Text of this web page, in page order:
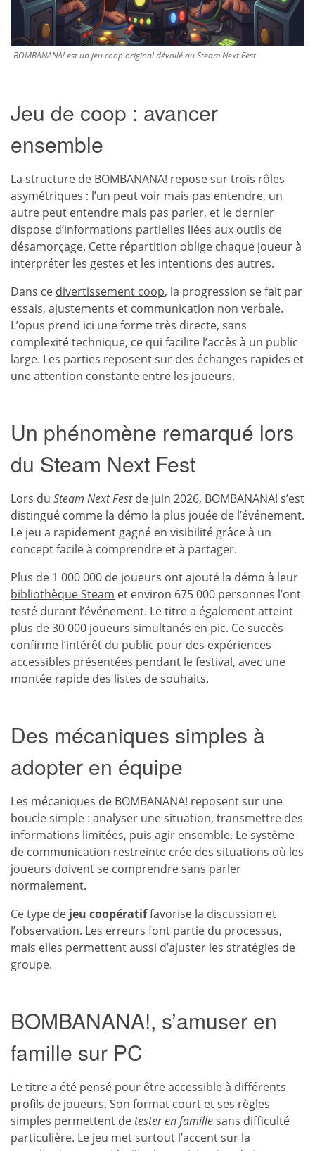
BOMBANANA! est un jeu coop original dévoilé au Steam Next Fest
Jeu de coop : avancer
ensemble
La structure de BOMBANANA! repose sur trois rôles
asymétriques : l’un peut voir mais pas entendre, un
autre peut entendre mais pas parler, et le dernier
dispose d’informations partielles liées aux outils de
désamorçage. Cette répartition oblige chaque joueur à
interpréter les gestes et les intentions des autres.
Dans ce divertissement coop, la progression se fait par
essais, ajustements et communication non verbale.
L’opus prend ici une forme très directe, sans
complexité technique, ce qui facilite l’accès à un public
large. Les parties reposent sur des échanges rapides et
une attention constante entre les joueurs.
Un phénomène remarqué lors
du Steam Next Fest
Lors du Steam Next Festde juin 2026, BOMBANANA! s’est
distingué comme la démo la plus jouée de l’événement.
Le jeu a rapidement gagné en visibilité grâce à un
concept facile à comprendre et à partager.
Plus de 1 000 000 de joueurs ont ajouté la démo à leur
bibliothèque Steam et environ 675 000 personnes l’ont
testé durant l’événement. Le titre a également atteint
plus de 30 000 joueurs simultanés en pic. Ce succès
confirme l’intérêt du public pour des expériences
accessibles présentées pendant le festival, avec une
montée rapide des listes de souhaits.
Des mécaniques simples à
adopter en équipe
Les mécaniques de BOMBANANA! reposent sur une
boucle simple : analyser une situation, transmettre des
informations limitées, puis agir ensemble. Le système
de communication restreinte crée des situations où les
joueurs doivent se comprendre sans parler
normalement.
Ce type de jeu coopératiffavorise la discussion et
l’observation. Les erreurs font partie du processus,
mais elles permettent aussi d’ajuster les stratégies de
groupe.
BOMBANANA!, s’amuser en
famille sur PC
Le titre a été pensé pour être accessible à différents
profils de joueurs. Son format court et ses règles
simples permettent detester en famillesans difficulté
particulière. Le jeu met surtout l’accent sur la